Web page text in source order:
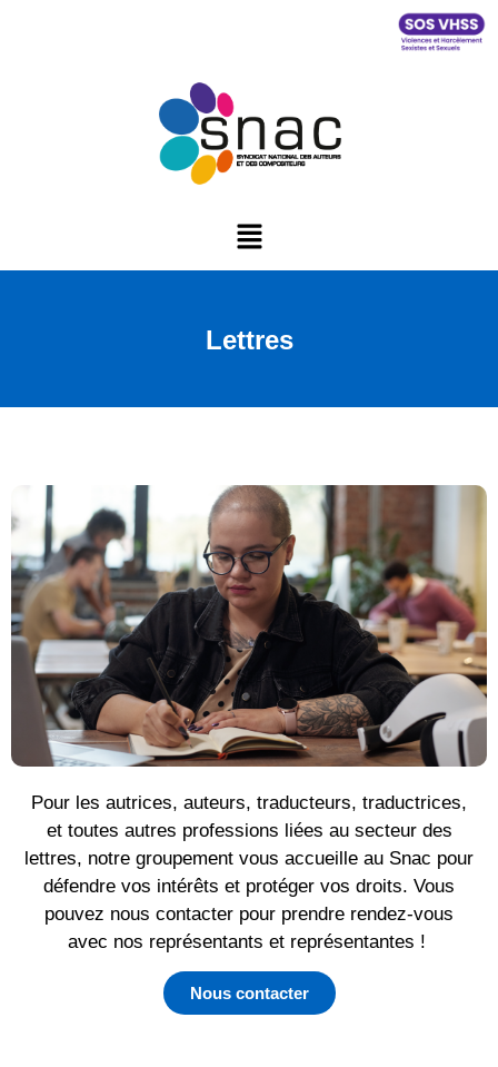
Lettres
Pour les autrices, auteurs, traducteurs, traductrices,
et toutes autres professions liées au secteur des
lettres, notre groupement vous accueille au Snac pour
défendre vos intérêts et protéger vos droits. Vous
pouvez nous contacter pour prendre rendez-vous
avec nos représentants et représentantes !
Nous contacter